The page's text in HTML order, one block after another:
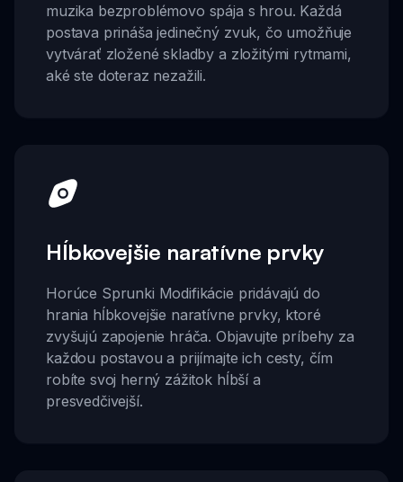
muzika bezproblémovo spája s hrou. Každá
postava prináša jedinečný zvuk, čo umožňuje
vytvárať zložené skladby a zložitými rytmami,
aké ste doteraz nezažili.
Hĺbkovejšie naratívne prvky
Horúce Sprunki Modifikácie pridávajú do
hrania hĺbkovejšie naratívne prvky, ktoré
zvyšujú zapojenie hráča. Objavujte príbehy za
každou postavou a prijímajte ich cesty, čím
robíte svoj herný zážitok hĺbší a
presvedčivejší.